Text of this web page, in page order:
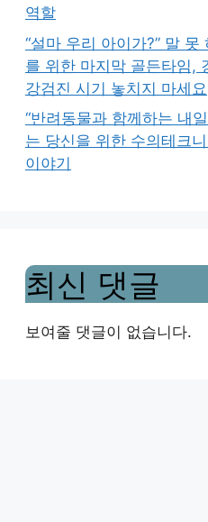
역할
“설마 우리 아이가?” 말 못
를 위한 마지막 골든타임,
강검진 시기 놓치지 마세요
“반려동물과 함께하는 내
는 당신을 위한 수의테크
이야기
최신 댓글
보여줄 댓글이 없습니다.